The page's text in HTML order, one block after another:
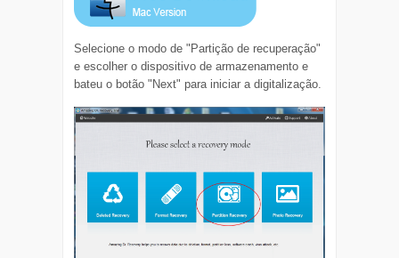
Selecione o modo de "Partição de recuperação"
e escolher o dispositivo de armazenamento e
bateu o botão "Next" para iniciar a digitalização.